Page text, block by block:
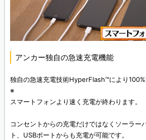
アンカー独自の急速充電機能
独自の急速充電技術HyperFlash™により
※
スマートフォンより速く充電が終わります。
コンセントからの充電だけではなくソーラー
ト、USBポートからも充電が可能です。